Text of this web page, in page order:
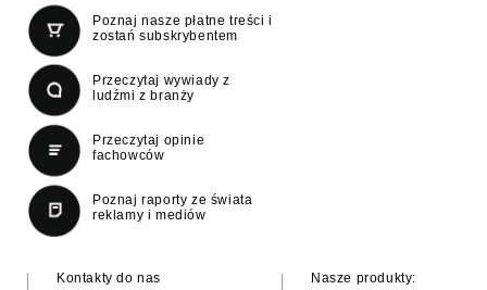
Poznaj nasze płatne treści i
zostań subskrybentem
Przeczytaj wywiady z
ludźmi z branży
Przeczytaj opinie
fachowców
Poznaj raporty ze świata
reklamy i mediów
Kontakty do nas
Nasze produkty: